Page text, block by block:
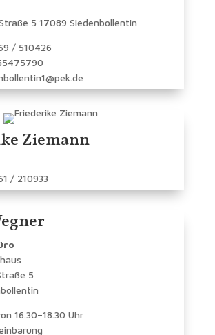
5 17089 Siedenbollentin
/ 510426
Ziemann
/ 210933
5
16.30–18.30 Uhr